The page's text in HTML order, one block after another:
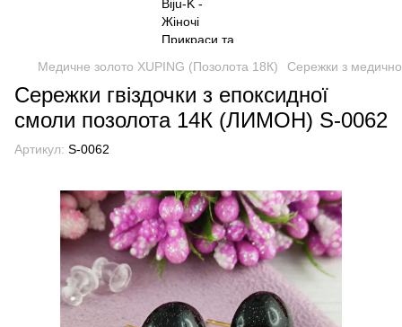
Медичне золото XUPING (Позолота 18К) Сережки з
Сережки гвіздочки з епоксидної
смоли позолота 14К (ЛИМОН) S-0062
Артикул: S-0062